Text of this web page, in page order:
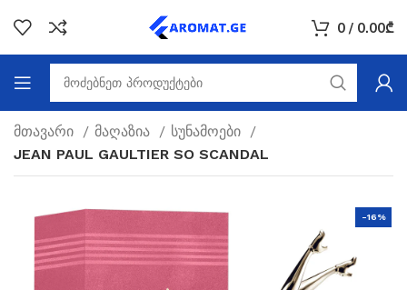
0 / 0.00₾
მთავარი მაღაზია
სუნამოები
JEAN PAUL GAULTIER SO SCANDAL
-16%